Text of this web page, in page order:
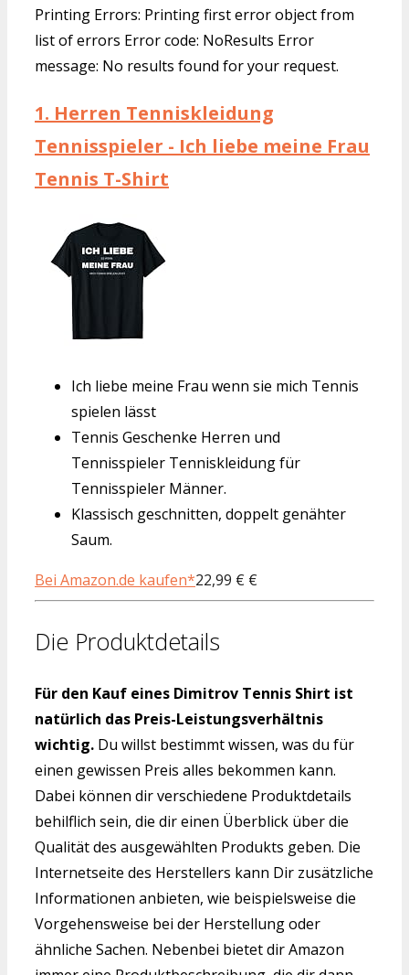
Printing Errors: Printing first error object from
list of errors Error code: NoResults Error
message: No results found for your request.
1. Herren Tenniskleidung
Tennisspieler - Ich liebe meine Frau
Tennis T-Shirt
Ich liebe meine Frau wenn sie mich Tennis
spielen lässt
Tennis Geschenke Herren und
Tennisspieler Tenniskleidung für
Tennisspieler Männer.
Klassisch geschnitten, doppelt genähter
Saum.
Bei Amazon.de kaufen*22,99 € €
Die Produktdetails
Für den Kauf eines Dimitrov Tennis Shirt ist
natürlich das Preis-Leistungsverhältnis
wichtig. Du willst bestimmt wissen, was du für
einen gewissen Preis alles bekommen kann.
Dabei können dir verschiedene Produktdetails
behilflich sein, die dir einen Überblick über die
Qualität des ausgewählten Produkts geben. Die
Internetseite des Herstellers kann Dir zusätzliche
Informationen anbieten, wie beispielsweise die
Vorgehensweise bei der Herstellung oder
ähnliche Sachen. Nebenbei bietet dir Amazon